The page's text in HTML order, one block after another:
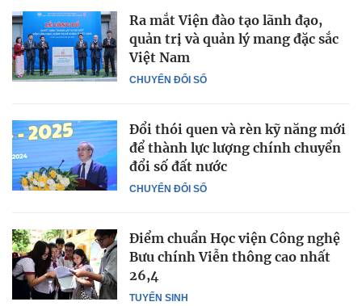
CHUYỂN ĐỔI SỐ
Ra mắt Viện đào tạo lãnh đạo,
quản trị và quản lý mang đặc sắc
Việt Nam
CHUYỂN ĐỔI SỐ
Đổi thói quen và rèn kỹ năng mới
để thành lực lượng chính chuyển
đổi số đất nước
TUYỂN SINH
Điểm chuẩn Học viện Công nghệ
Bưu chính Viễn thông cao nhất
26,4